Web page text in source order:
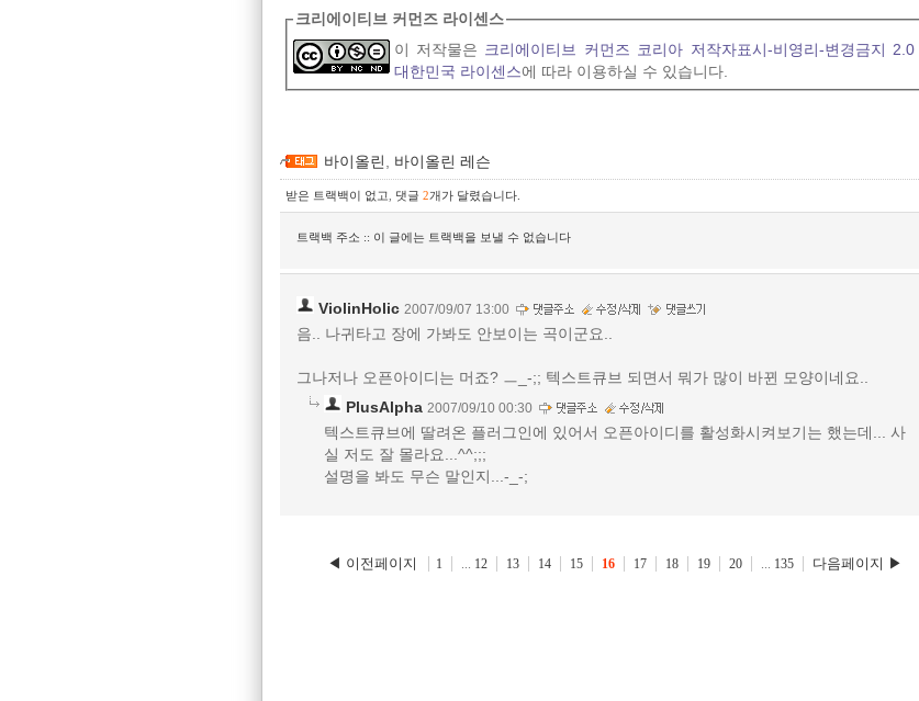
크리에이티브 커먼즈 라이센스
이 저작물은 크리에이티브 커먼즈 코리아 저작자표시-비영리-변경금지 2.0
대한민국 라이센스에 따라 이용하실 수 있습니다.
바이올린 , 바이올린 레슨
받은 트랙백이 없고 댓글 2개가 달렸습니다.
트랙백 주소 :: 이 글에는 트랙백을 보낼 수 없습니다
ViolinHolic 2007/09/07 13:00
음.. 나귀타고 장에 가봐도 안보이는 곡이군요..
그나저나 오픈아이디는 머죠? ㅡ_-;; 텍스트큐브 되면서 뭐가 많이 바뀐 모양이네요..
PlusAlpha 2007/09/10 00:30
텍스트큐브에 딸려온 플러그인에 있어서 오픈아이디를 활성화시켜보기는 했는데... 사
실 저도 잘 몰라요...^^;;;
설명을 봐도 무슨 말인지...-_-;
◀ 이전페이지 1 ... 12 13 14 15 16 17 18 19 20 ... 135 다음페이지 ▶